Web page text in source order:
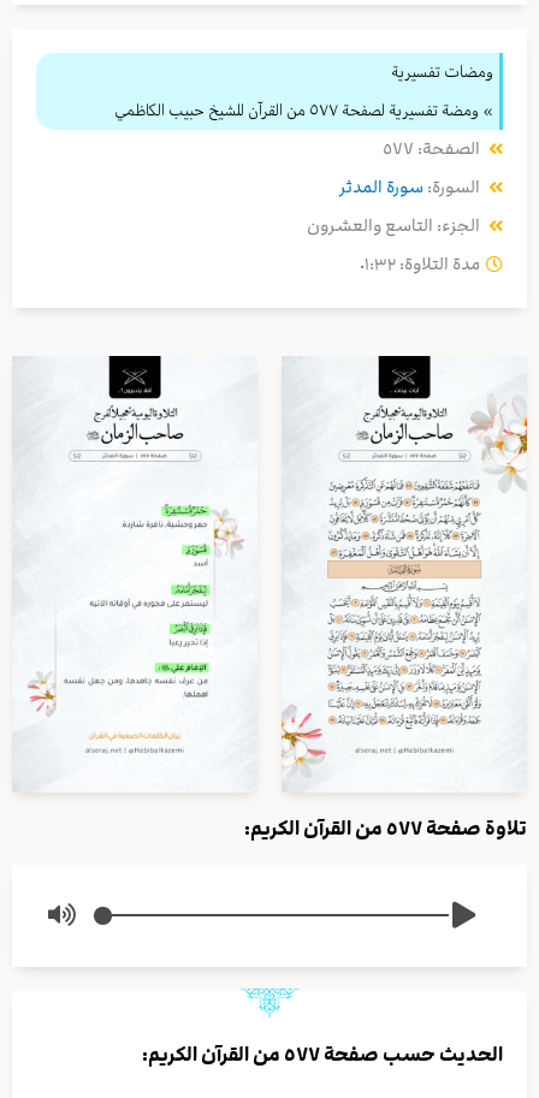
ومضات تفسيرية
» ومضة تفسيرية لصفحة ٥٧٧ من القرآن للشيخ حبيب الكاظمي
الصفحة: ٥٧٧
السورة: سورة المدثر
الجزء: التاسع والعشرون
مدة التلاوة: ٠١:٣٢
تلاوة صفحة ٥٧٧ من القرآن الكريم:
الحديث حسب صفحة ٥٧٧ من القرآن الكريم: